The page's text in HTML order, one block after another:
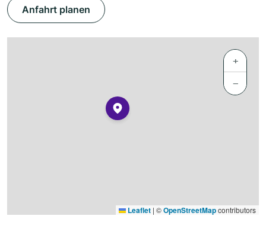
Anfahrt planen
+
−
Leaflet | ©OpenStreetMapcontributors